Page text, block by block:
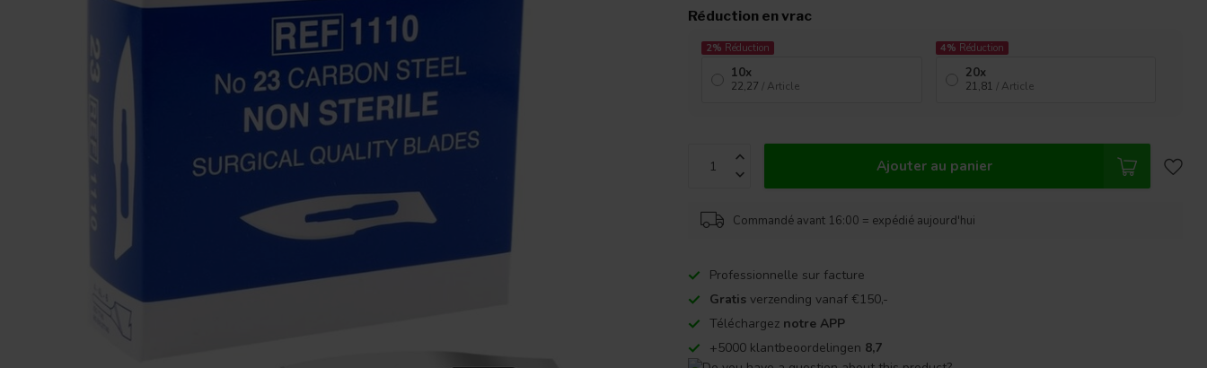
Réduction en vrac
2% Réduction
10x
22,27 / Article
4% Réduction
20x
21,81 / Article
Ajouter au panier
Commandé avant 16:00 = expédié aujourd'hui
Professionnelle sur facture
Gratis verzending vanaf €150,-
Téléchargez notre APP
+5000 klantbeoordelingen 8,7